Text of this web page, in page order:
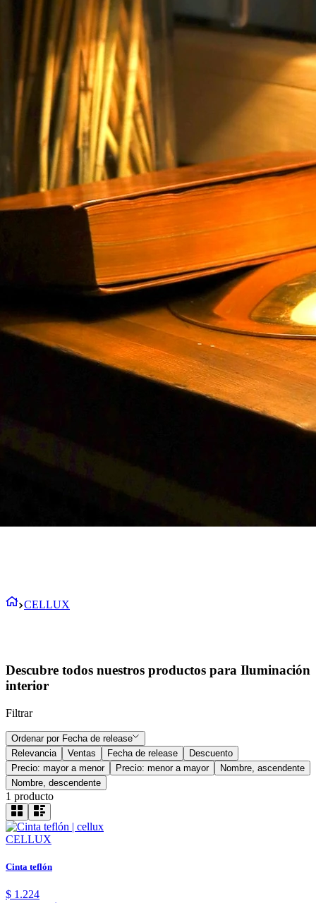
CELLUX
Descubre todos nuestros productos para Iluminación
interior
Filtrar
Ordenar por Fecha de release
Relevancia
Ventas Fecha de release
Descuento
Precio: mayor a menor
Precio: menor a mayor
Nombre, ascendente
Nombre, descendente
1 producto
CELLUX
Cinta teflón
$ 1 .224